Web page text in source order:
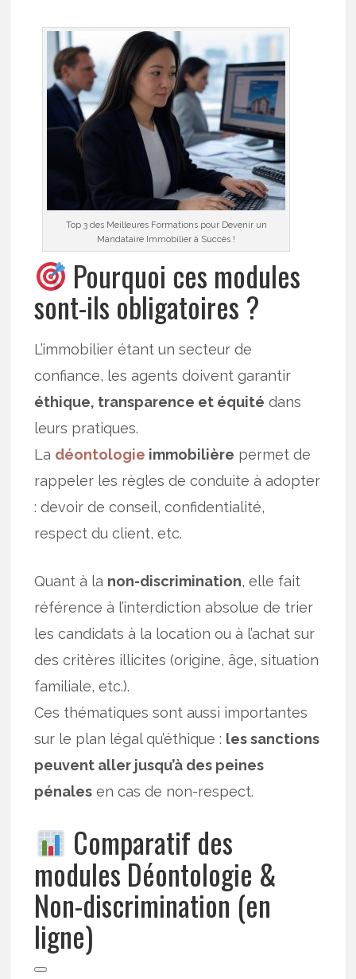
Top 3 des Meilleures Formations pour Devenir un
Mandataire Immobilier à Succès !
Pourquoi ces modules
sont-ils obligatoires ?
L’immobilier étant un secteur de
confiance, les agents doivent garantir
éthique, transparence et équité dans
leurs pratiques.
La déontologie immobilière permet de
rappeler les règles de conduite à adopter
: devoir de conseil, confidentialité,
respect du client, etc.
Quant à la non-discrimination, elle fait
référence à l’interdiction absolue de trier
les candidats à la location ou à l’achat sur
des critères illicites (origine, âge, situation
familiale, etc.).
Ces thématiques sont aussi importantes
sur le plan légal qu’éthique : les sanctions
peuvent aller jusqu’à des peines
pénales en cas de non-respect.
Comparatif des
modules Déontologie &
Non-discrimination (en
ligne)